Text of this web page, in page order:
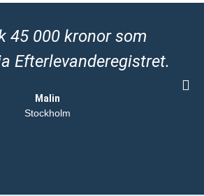
45 000 kronor som
Efterlevanderegistret.
Malin
Stockholm